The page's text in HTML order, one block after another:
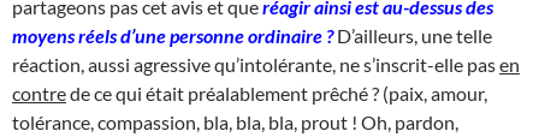
partageons pas cet avis et queréagir ainsi est au-dessus des
moyens réels d’une personne ordinaire ?D’ailleurs, une telle
réaction, aussi agressive qu’intolérante, ne s’inscrit-elle pasen
contrede ce qui était préalablement prêché ? (paix, amour,
tolérance, compassion, bla, bla, bla, prout ! Oh, pardon,